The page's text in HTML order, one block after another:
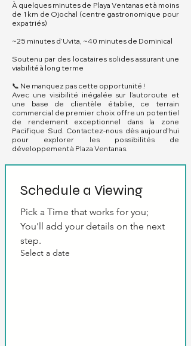
À quelques minutes de Playa Ventanas et à moins
de 1 km de Ojochal (centre gastronomique pour
expatriés)
~25 minutes d’Uvita, ~40 minutes de Dominical
Soutenu par des locataires solides assurant une
viabilité à long terme
📞 Ne manquez pas cette opportunité !
Avec une visibilité inégalée sur l’autoroute et
une base de clientèle établie, ce terrain
commercial de premier choix offre un potentiel
de rendement exceptionnel dans la zone
Pacifique Sud. Contactez-nous dès aujourd’hui
pour explorer les possibilités de
développement à Plaza Ventanas.
Schedule a Viewing
Pick a Time that works for you;
You'll add your details on the next
step.
Select a date